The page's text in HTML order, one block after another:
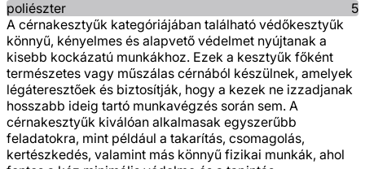
poliészter
5
A cérnakesztyűk kategóriájában található védőkesztyűk
könnyű, kényelmes és alapvető védelmet nyújtanak a
kisebb kockázatú munkákhoz. Ezek a kesztyűk főként
természetes vagy műszálas cérnából készülnek, amelyek
légáteresztőek és biztosítják, hogy a kezek ne izzadjanak
hosszabb ideig tartó munkavégzés során sem. A
cérnakesztyűk kiválóan alkalmasak egyszerűbb
feladatokra, mint például a takarítás, csomagolás,
kertészkedés, valamint más könnyű fizikai munkák, ahol